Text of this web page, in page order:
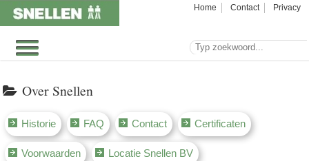
Home Contact Privacy
Over Snellen
Historie FAQ Contact Certificaten
Voorwaarden Locatie Snellen BV